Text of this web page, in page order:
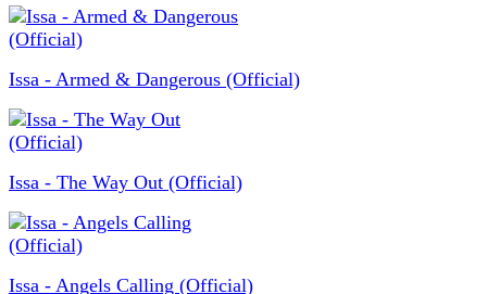
Issa - Armed & Dangerous (Official)
Issa - The Way Out (Official)
Issa - Angels Calling (Official)